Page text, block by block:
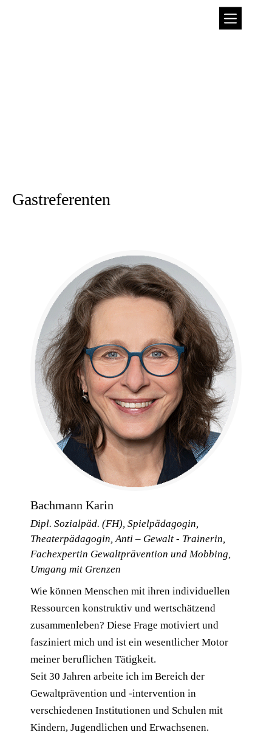
Gastreferenten
Bachmann Karin
Dipl. Sozialpäd. (FH), Spielpädagogin,
Theaterpädagogin, Anti – Gewalt - Trainerin,
Fachexpertin Gewaltprävention und Mobbing,
Umgang mit Grenzen
Wie können Menschen mit ihren individuellen
Ressourcen konstruktiv und wertschätzend
zusammenleben? Diese Frage motiviert und
fasziniert mich und ist ein wesentlicher Motor
meiner beruflichen Tätigkeit.
Seit 30 Jahren arbeite ich im Bereich der
Gewaltprävention und -intervention in
verschiedenen Institutionen und Schulen mit
Kindern, Jugendlichen und Erwachsenen.